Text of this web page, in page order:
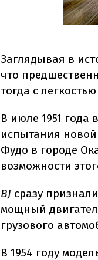
Заглядывая в
что
тогда с
В июле 1951 года
испытания
Фудо в городе
возможности
BJ сразу
мощный
грузового
В 1954 году